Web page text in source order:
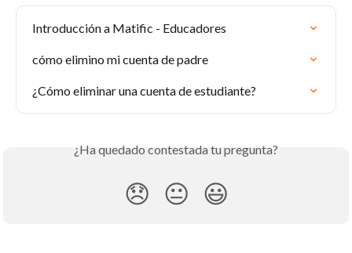
Introducción a Matific - Educadores
cómo elimino mi cuenta de padre
¿Cómo eliminar una cuenta de estudiante?
¿Ha quedado contestada tu pregunta?
😞 😐 😃